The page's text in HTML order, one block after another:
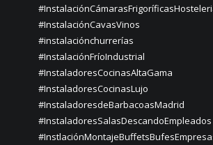
#InstalaciónCavasVinos
#instalaciónchurrerías
#InstalaciónFríoIndustrial
#InstaladoresCocinasAltaGama
#InstaladoresCocinasLujo
#InstaladoresdeBarbacoasMadrid
#InstaladoresSalasDescandoEmpleados